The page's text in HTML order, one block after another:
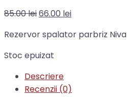
85.00lei66.00 lei
Rezervor spalator parbriz Niva
Stoc epuizat
Descriere
Recenzii (0)